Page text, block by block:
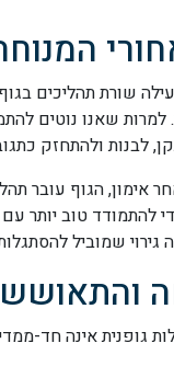
שורת תהליכים
למרות שאנו נוטים
לבנות ולהתחזק
אימון, הגוף עובר
להתמודד טוב יותר עם
גירוי שמוביל
גופנית אינה חד-